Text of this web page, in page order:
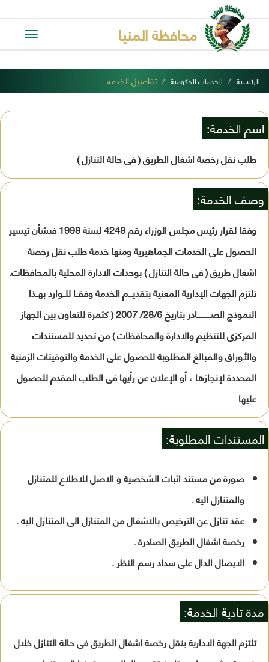
Toggle
محافظة المنيا
الرئيسية الخدمات الحكومية تفاصيل الخدمة
اسم الخدمة:
طلب نقل رخصة اشغال الطريق ( فى حالة التنازل )
وصف الخدمة:
وفقا لقرار رئيس مجلس الوزراء رقم 4248 لسنة 1998 فىشأن تيسير
الحصول على الخدمات الجماهيرية ومنها خدمة طلب نقل رخصة
اشغال طريق ( فى حالة التنازل ) بوحدات الادارة المحلية بالمحافظات.
تلتزم الجهات الإدارية المعنية بتقديـــم الخدمة وفقــا للــوارد بهــذا
النموذج الصـــــــــــادر بتاريخ 28/6/ 2007 ( كثمرة للتعاون بين الجهاز
المركزى للتنظيم والادارة والمحافظات ) من تحديد للمستندات
والأوراق والمبالغ المطلوبة للحصول على الخدمة والتوقيتات الزمنية
المحددة لإنجازها ، أو الإعلان عن رأيها فى الطلب المقدم للحصول
عليها
المستندات المطلوبة:
صورة من مستند اثبات الشخصية و الاصل للاطلاع للمتنازل
والمتنازل اليه .
عقد تنازل عن الترخيص بالاشغال من المتنازل الى المتنازل اليه .
رخصة اشغال الطريق الصادرة .
الايصال الدال على سداد رسم النظر .
مدة تأدية الخدمة:
تلتزم الجهة الادارية بنقل رخصة اشغال الطريق فى حالة التنازل خلال